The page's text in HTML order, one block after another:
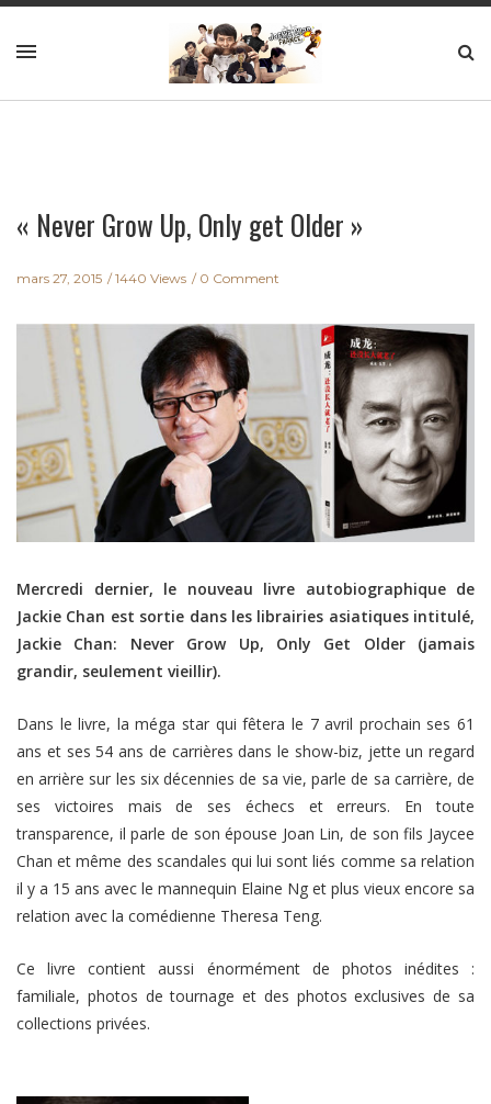
« Never Grow Up, Only get Older »
mars 27, 2015 1440 Views 0 Comment
Mercredi dernier, le nouveau livre autobiographique de
Jackie Chan est sortie dans les librairies asiatiques intitulé,
Jackie Chan: Never Grow Up, Only Get Older (jamais
grandir, seulement vieillir).
Dans le livre, la méga star qui fêtera le 7 avril prochain ses 61
ans et ses 54 ans de carrières dans le show-biz, jette un regard
en arrière sur les six décennies de sa vie, parle de sa carrière, de
ses victoires mais de ses échecs et erreurs. En toute
transparence, il parle de son épouse Joan Lin, de son fils Jaycee
Chan et même des scandales qui lui sont liés comme sa relation
il y a 15 ans avec le mannequin Elaine Ng et plus vieux encore sa
relation avec la comédienne Theresa Teng.
Ce livre contient aussi énormément de photos inédites :
familiale, photos de tournage et des photos exclusives de sa
collections privées.